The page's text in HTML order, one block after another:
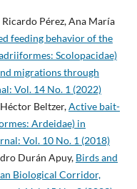
Pérez, Ana María
feeding behavior of the
Scolopacidae)
migrations through
Vol. 14 No. 1 (2022)
Beltzer,Active bait-
Ardeidae) in
Vol. 10 No. 1 (2018)
Durán Apuy, Birds and
Biological Corridor,